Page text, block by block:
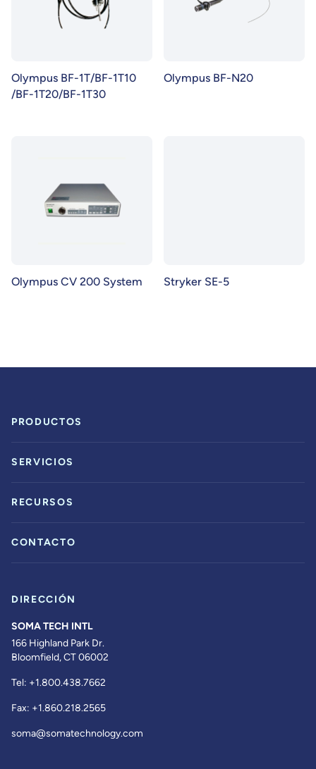
Olympus BF-1T/BF-1T10
/BF-1T20/BF-1T30
Olympus BF-N20
Olympus CV 200 System Stryker SE-5
PRODUCTOS
SERVICIOS
RECURSOS
CONTACTO
DIRECCIÓN
SOMA TECH INTL
166 Highland Park Dr.
Bloomfield, CT 06002
Tel: +1.800.438.7662
Fax: +1.860.218.2565
soma@somatechnology.com